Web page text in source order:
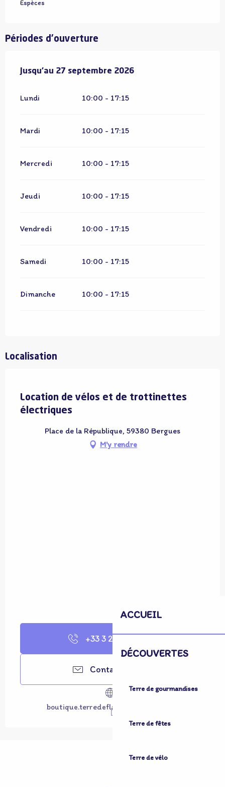
ACCUEIL
DÉCOUVERTES
Terre de gourmandises
Terre de fêtes
Terre de vélo
Espèces
Périodes d'ouverture
Du20 avril 2026au27 septembre 2026
Jusqu'au 27 septembre 2026
Lundi 10:00 - 17:15
Mardi 10:00 - 17:15
Mercredi 10:00 - 17:15
Jeudi 10:00 - 17:15
Vendredi 10:00 - 17:15
Samedi 10:00 - 17:15
Dimanche 10:00 - 17:15
Localisation
Location de vélos et de trottinettes
électriques
Place de la République, 59380 Bergues
M'y rendre
+33 3 28 68 71
Contactez-nous
boutique.terredeflandretourisme.com